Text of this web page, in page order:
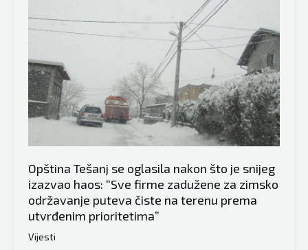
bez
struje
vode
nakon
kolapsa
mreže
padavina
Opština Tešanj se oglasila nakon što je snijeg
izazvao haos: “Sve firme zadužene za zimsko
održavanje puteva čiste na terenu prema
utvrđenim prioritetima”
Vijesti